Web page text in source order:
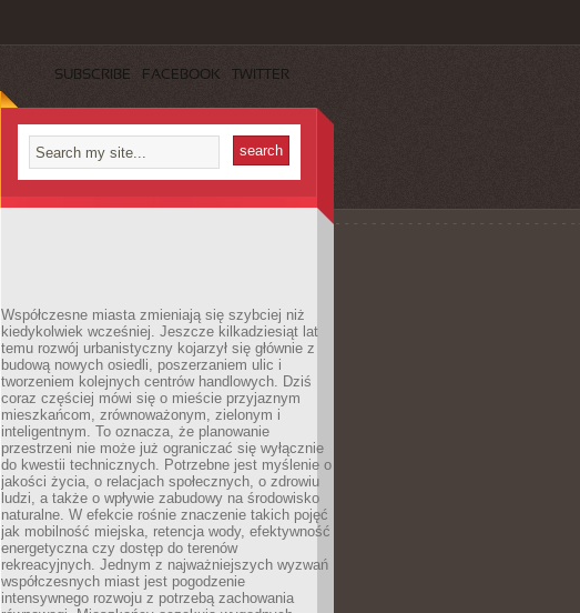
SUBSCRIBE FACEBOOK TWITTER
Współczesne miasta zmieniają się szybciej niż
kiedykolwiek wcześniej. Jeszcze kilkadziesiąt lat
temu rozwój urbanistyczny kojarzył się głównie z
budową nowych osiedli, poszerzaniem ulic i
tworzeniem kolejnych centrów handlowych. Dziś
coraz częściej mówi się o mieście przyjaznym
mieszkańcom, zrównoważonym, zielonym i
inteligentnym. To oznacza, że planowanie
przestrzeni nie może już ograniczać się wyłącznie
do kwestii technicznych. Potrzebne jest myślenie o
jakości życia, o relacjach społecznych, o zdrowiu
ludzi, a także o wpływie zabudowy na środowisko
naturalne. W efekcie rośnie znaczenie takich pojęć
jak mobilność miejska, retencja wody, efektywność
energetyczna czy dostęp do terenów
rekreacyjnych. Jednym z najważniejszych wyzwań
współczesnych miast jest pogodzenie
intensywnego rozwoju z potrzebą zachowania